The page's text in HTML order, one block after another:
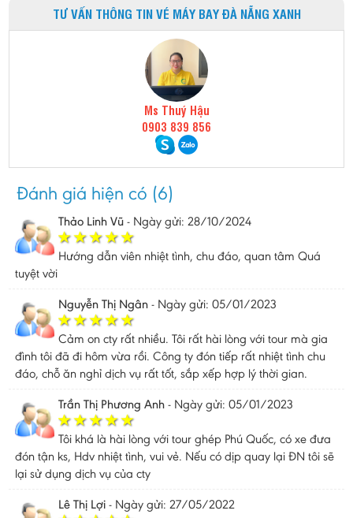
TƯ VẤN THÔNG TIN VÉ MÁY BAY ĐÀ NẴNG XANH
Ms Thuý Hậu
0903 839 856
Đánh giá hiện có (6)
Thảo Linh Vũ - Ngày gửi: 28/10/2024
Hướng dẫn viên nhiệt tình, chu đáo, quan tâm Quá
tuyệt vời
Nguyễn Thị Ngân - Ngày gửi: 05/01/2023
Cảm on cty rất nhiều. Tôi rất hài lòng với tour mà gia
đình tôi đã đi hôm vừa rồi. Công ty đón tiếp rất nhiệt tình chu
đáo, chỗ ăn nghỉ dịch vụ rất tốt, sắp xếp hợp lý thời gian.
Trần Thị Phương Anh - Ngày gửi: 05/01/2023
Tôi khá là hài lòng với tour ghép Phú Quốc, có xe đưa
đón tận ks, Hdv nhiệt tình, vui vẻ. Nếu có dịp quay lại ĐN tôi sẽ
lại sử dụng dịch vụ của cty
Lê Thị Lợi - Ngày gửi: 27/05/2022